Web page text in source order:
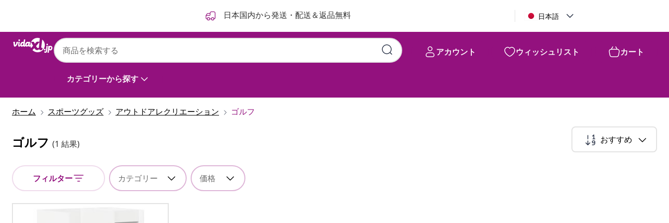
日本国内から発送・配送＆返品無料 日本語
カテゴリーから探す
アカウント ウィッシュリスト カート
ホーム スポーツグッズ アウトドアレクリエーション ゴルフ
ゴルフ (1 結果) おすすめ
フィルター カテゴリー 価格